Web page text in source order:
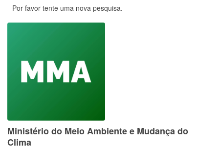
Por favor tente uma nova pesquisa.
Ministério do Meio Ambiente e Mudança do
Clima